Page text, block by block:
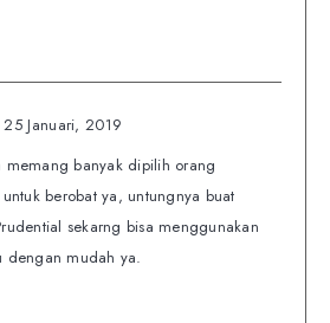
25 Januari, 2019
memang banyak dipilih orang
berobat ya, untungnya buat
sekarng bisa menggunakan
dengan mudah ya.